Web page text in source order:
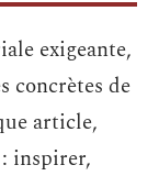
exigeante,
concrètes de
article,
inspirer,